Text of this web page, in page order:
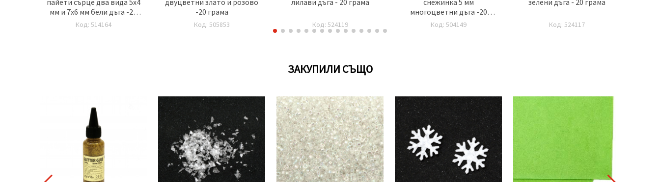
мм и 7x6 мм бели дъга -20
грама
Код: 514164
-20 грама
Код: 505853 Код: 524119
многоцветни дъга -20
грама
Код: 504149 Код: 524117
ЗАКУПИЛИ СЪЩО